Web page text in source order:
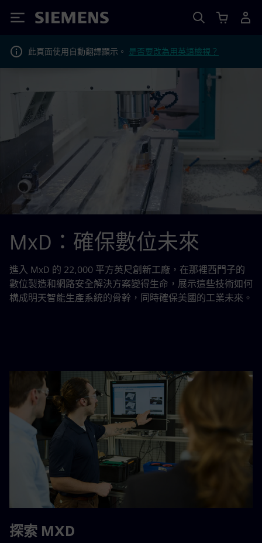
Siemens
此頁面使用自動翻譯顯示。 是否要改為用英語檢視？
MxD：確保數位未來
進入 MxD 的 22,000 平方英尺創新工廠，在那裡西門子的
數位製造和網路安全解決方案變得生命，展示這些技術如何
構成明天智能生產系統的骨幹，同時確保美國的工業未來。
探索 MXD